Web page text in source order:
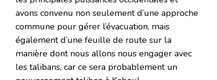
avons convenu non seulement d’une approche
commune pour gérer l’évacuation, mais
également d’une feuille de route sur la
manière dont nous allons nous engager avec
les talibans, car ce sera probablement un